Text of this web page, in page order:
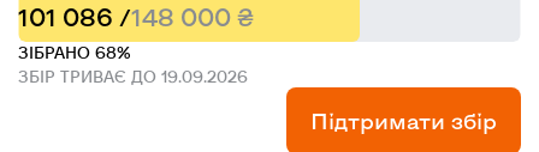
101 086 /148 000 ₴
ЗІБРАНО 68%
ЗБІР ТРИВАЄ ДО 19.09.2026
Підтримати збір